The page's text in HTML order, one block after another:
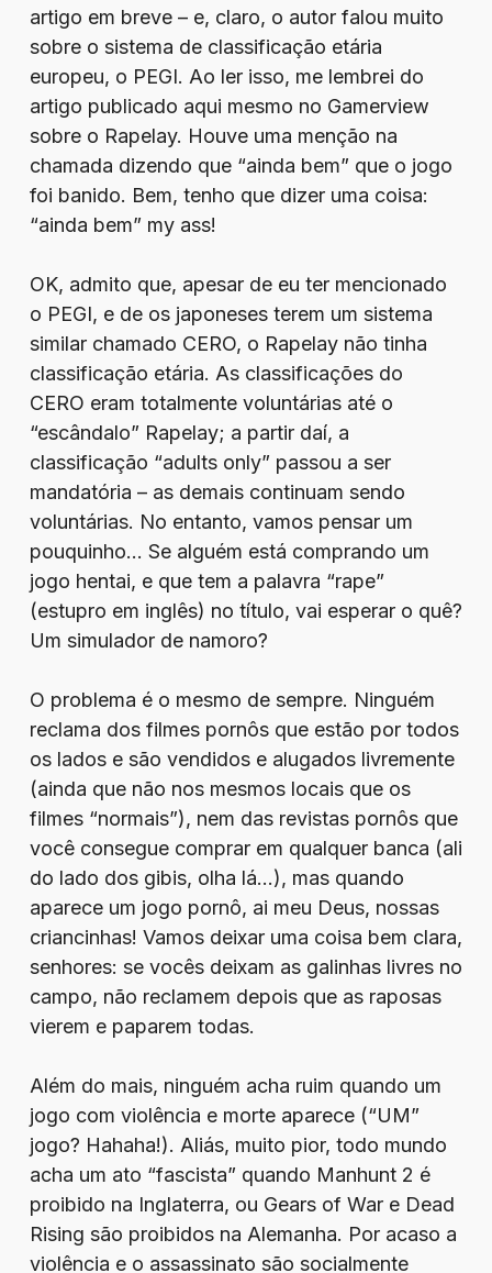
artigo em breve – e, claro, o autor falou muito
sobre o sistema de classificação etária
europeu, o PEGI. Ao ler isso, me lembrei do
artigo publicado aqui mesmo no Gamerview
sobre o Rapelay. Houve uma menção na
chamada dizendo que “ainda bem” que o jogo
foi banido. Bem, tenho que dizer uma coisa:
“ainda bem” my ass!
OK, admito que, apesar de eu ter mencionado
o PEGI, e de os japoneses terem um sistema
similar chamado CERO, o Rapelay não tinha
classificação etária. As classificações do
CERO eram totalmente voluntárias até o
“escândalo” Rapelay; a partir daí, a
classificação “adults only” passou a ser
mandatória – as demais continuam sendo
voluntárias. No entanto, vamos pensar um
pouquinho… Se alguém está comprando um
jogo hentai, e que tem a palavra “rape”
(estupro em inglês) no título, vai esperar o quê?
Um simulador de namoro?
O problema é o mesmo de sempre. Ninguém
reclama dos filmes pornôs que estão por todos
os lados e são vendidos e alugados livremente
(ainda que não nos mesmos locais que os
filmes “normais”), nem das revistas pornôs que
você consegue comprar em qualquer banca (ali
do lado dos gibis, olha lá…), mas quando
aparece um jogo pornô, ai meu Deus, nossas
criancinhas! Vamos deixar uma coisa bem clara,
senhores: se vocês deixam as galinhas livres no
campo, não reclamem depois que as raposas
vierem e paparem todas.
Além do mais, ninguém acha ruim quando um
jogo com violência e morte aparece (“UM”
jogo? Hahaha!). Aliás, muito pior, todo mundo
acha um ato “fascista” quando Manhunt 2 é
proibido na Inglaterra, ou Gears of War e Dead
Rising são proibidos na Alemanha. Por acaso a
violência e o assassinato são socialmente